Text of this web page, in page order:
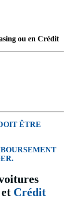
ou en Crédit
ÊTRE
et Crédit